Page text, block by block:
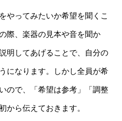
やってみたいか希望を聞くこ
際、楽器の見本や音を聞か
明してあげることで、自分の
になります。しかし全員が希
ので、「希望は参考」「調整
から伝えておきます。